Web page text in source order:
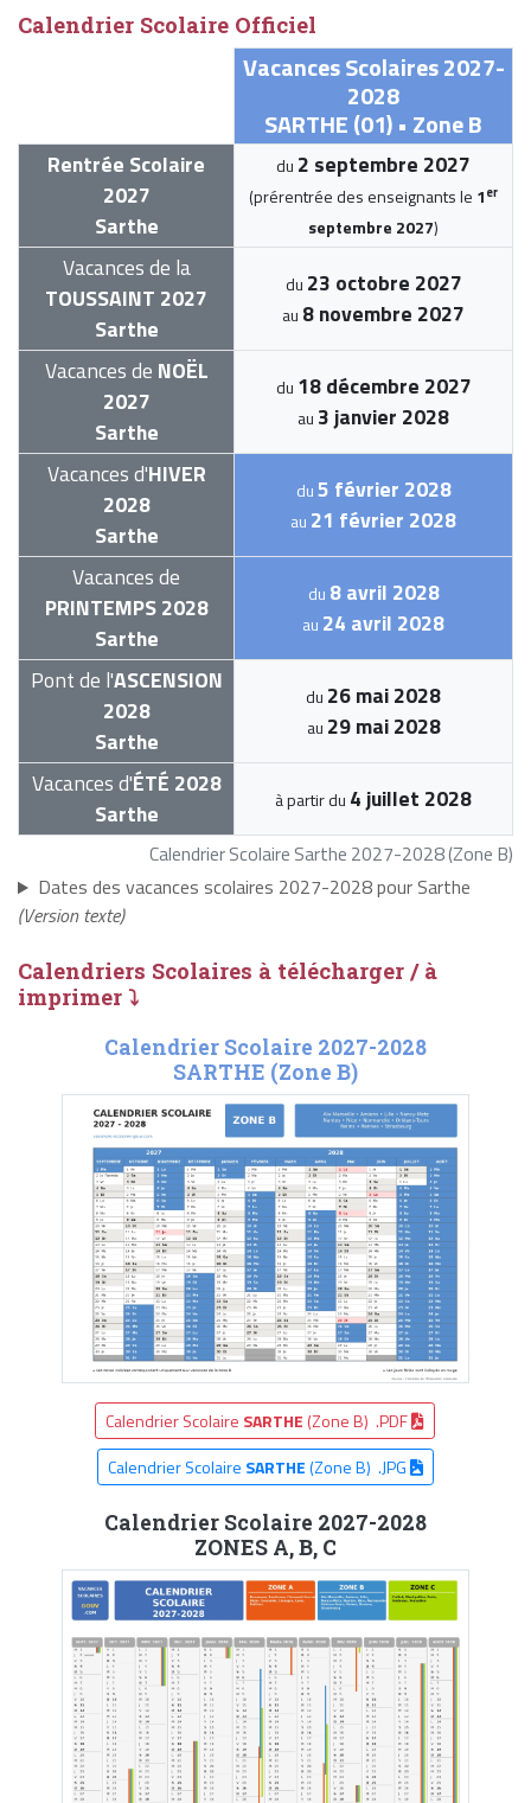
Calendrier Scolaire Officiel
Calendrier Scolaire Sarthe 2027-2028 (Zone B)
Vacances Scolaires 2027-
2028
SARTHE (01) • Zone B
Rentrée Scolaire
2027
Sarthe
du 2 septembre 2027
(prérentrée des enseignants le 1er
septembre 2027)
Vacances de la
TOUSSAINT 2027
Sarthe
du 23 octobre 2027
au 8 novembre 2027
Vacances de NOËL
2027
Sarthe
du 18 décembre 2027
au 3 janvier 2028
Vacances d'HIVER
2028
Sarthe
du5 février 2028
au 21 février 2028
Vacances de
PRINTEMPS 2028
Sarthe
du 8 avril 2028
au 24 avril 2028
Pont de l'ASCENSION
2028
Sarthe
du 26 mai 2028
au 29 mai 2028
Vacances d'ÉTÉ 2028
Sarthe
à partir du 4 juillet 2028
Dates des vacances scolaires 2027-2028 pour Sarthe
(Version texte)
Calendriers Scolaires à télécharger / à
imprimer ⤵
Calendrier Scolaire 2027-2028
SARTHE (Zone B)
Calendrier Scolaire SARTHE (Zone B) .PDF
Calendrier Scolaire SARTHE(Zone B) .JPG
Calendrier Scolaire 2027-2028
ZONES A, B, C